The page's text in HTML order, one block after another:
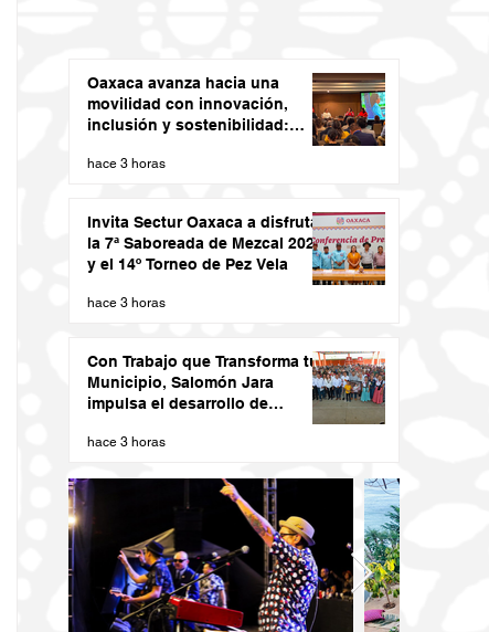
Oaxaca avanza hacia una
movilidad con innovación,
inclusión y sostenibilidad:
hace 3 horas
Invita Sectur Oaxaca a disfrutar
la 7ª Saboreada de Mezcal 2026
y el 14º Torneo de Pez Vela
hace 3 horas
Con Trabajo que Transforma tu
Municipio, Salomón Jara
impulsa el desarrollo de
hace 3 horas